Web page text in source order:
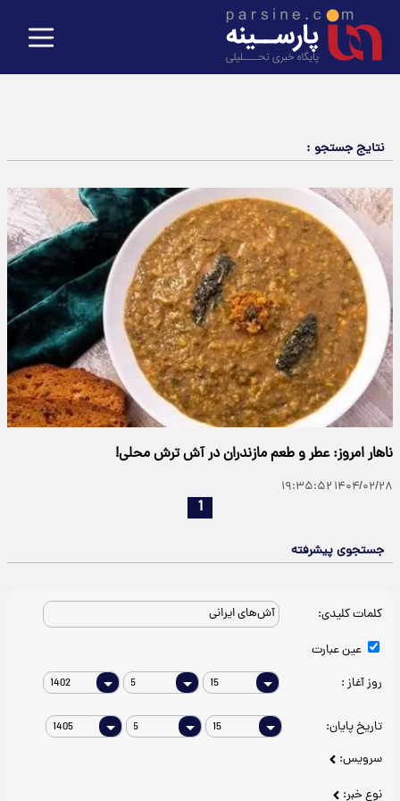
نتایج جستجو :
ناهار امروز: عطر و طعم مازندران در آش ترش محلی!
۱۴۰۴/۰۲/۲۸ ۱۹:۳۵:۵۲
1
جستجوی پیشرفته
کلمات کلیدی:
عین عبارت
روز آغاز :
تاریخ پایان:
سرویس:
نوع خبر: